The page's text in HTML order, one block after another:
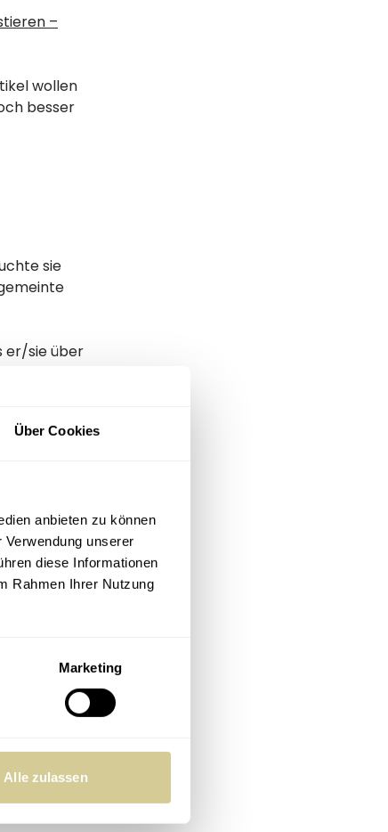
Über Cookies
anbieten zu können
unserer
diese Informationen
Rahmen Ihrer Nutzung
Marketing
Alle zulassen
–
wollen
besser
sie
er/sie über